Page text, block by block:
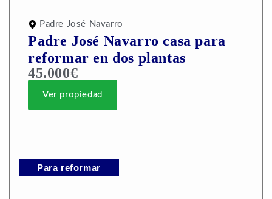
Padre José Navarro
Padre José Navarro casa para
reformar en dos plantas
45.000€
Ver propiedad
Para reformar